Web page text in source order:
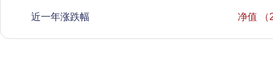
近一年涨跌幅 净值 （